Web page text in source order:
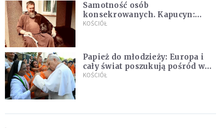
Samotność osób
konsekrowanych. Kapucyn:
Życie w pojedynkę rzadko jest
KOŚCIÓŁ
Papież do młodzieży: Europa i
cały świat poszukują pośród was
nowych świętych
KOŚCIÓŁ